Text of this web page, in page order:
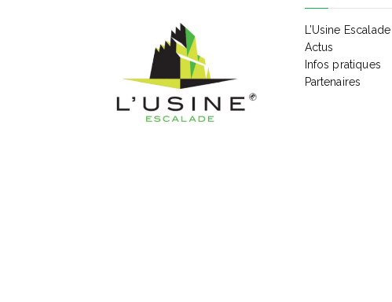
L’Usine Escalade
Actus
Infos pratiques
Partenaires